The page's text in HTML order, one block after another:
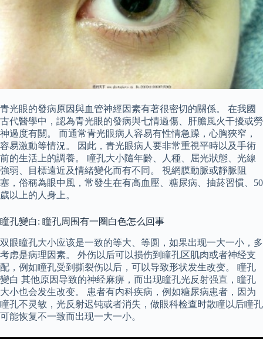
青光眼的發病原因與血管神經因素有著很密切的關係。 在我國
古代醫學中，認為青光眼的發病與七情過傷、肝膽風火干擾或勞
神過度有關。 而通常青光眼病人容易有性情急躁，心胸狹窄，
容易激動等情況。 因此，青光眼病人要非常重視平時以及手術
前的生活上的調養。 瞳孔大小隨年齡、人種、屈光狀態、光線
強弱、目標遠近及情緒變化而有不同。 視網膜動脈或靜脈阻
塞，俗稱為眼中風，常發生在有高血壓、糖尿病、抽菸習慣、50
歲以上的人身上。
瞳孔變白: 瞳孔周围有一圈白色怎么回事
双眼瞳孔大小应该是一致的等大、等圆，如果出现一大一小，多
考虑是病理因素。 外伤以后可以损伤到瞳孔区肌肉或者神经支
配，例如瞳孔受到撕裂伤以后，可以导致形状发生改变。 瞳孔
變白 其他原因导致的神经麻痹，而出现瞳孔光反射强直，瞳孔
大小也会发生改变。 患者有内科疾病，例如糖尿病患者，因为
瞳孔不灵敏，光反射迟钝或者消失，做眼科检查时散瞳以后瞳孔
可能恢复不一致而出现一大一小。